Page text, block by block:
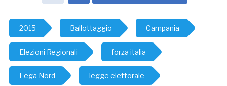
2015 Ballottaggio Campania
Elezioni Regionali forza italia
Lega Nord legge elettorale